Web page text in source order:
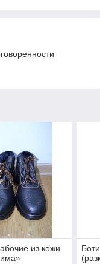
из кожи